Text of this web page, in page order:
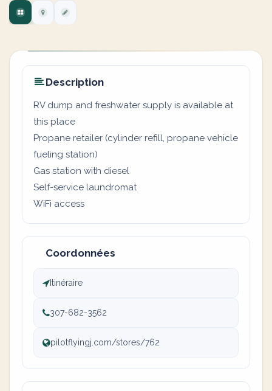
Description
RV dump and freshwater supply is available at
this place
Propane retailer (cylinder refill, propane vehicle
fueling station)
Gas station with diesel
Self-service laundromat
WiFi access
Coordonnées
Itinéraire
307-682-3562
pilotflyingj.com/stores/762